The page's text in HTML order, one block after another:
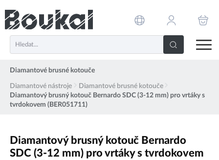
Diamantové brusné kotouče
Diamantové nástroje
Diamantové brusné kotouče
Diamantový brusný kotouč Bernardo SDC (3-12 mm) pro vrtáky s
tvrdokovem (BER051711)
Diamantový brusný kotouč Bernardo
SDC (3-12 mm) pro vrtáky s tvrdokovem